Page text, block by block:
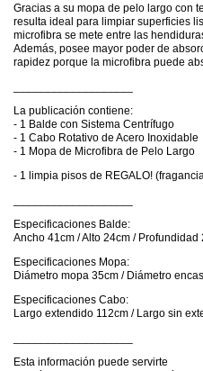
Gracias a su mopa de pelo largo con
resulta ideal para limpiar superficies
microfibra se mete entre las
Además, posee mayor poder de
rapidez porque la microfibra puede
La publicación contiene:
- 1 Balde con Sistema Centrífugo
- 1 Cabo Rotativo de Acero Inoxidable
- 1 Mopa de Microfibra de Pelo Largo
- 1 limpia pisos de REGALO!
Especificaciones Balde:
Ancho 41cm / Alto 24cm / Profundidad
Especificaciones Mopa:
Diámetro mopa 35cm / Diámetro
Especificaciones Cabo:
Largo extendido 112cm / Largo sin
Esta información puede servirte